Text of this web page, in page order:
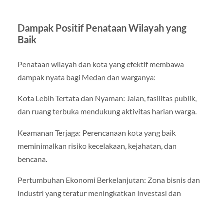
Dampak Positif Penataan Wilayah yang
Baik
Penataan wilayah dan kota yang efektif membawa
dampak nyata bagi Medan dan warganya:
Kota Lebih Tertata dan Nyaman: Jalan, fasilitas publik,
dan ruang terbuka mendukung aktivitas harian warga.
Keamanan Terjaga: Perencanaan kota yang baik
meminimalkan risiko kecelakaan, kejahatan, dan
bencana.
Pertumbuhan Ekonomi Berkelanjutan: Zona bisnis dan
industri yang teratur meningkatkan investasi dan